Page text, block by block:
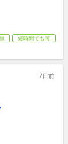
短時間でも可
7日前